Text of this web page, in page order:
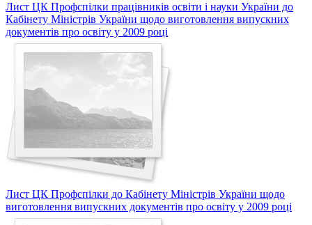
Лист ЦК Профспілки працівників освіти і науки України до
Кабінету Міністрів України щодо виготовлення випускних
документів про освіту у 2009 році
Лист ЦК Профспілки до Кабінету Міністрів України щодо
виготовлення випускних документів про освіту у 2009 році